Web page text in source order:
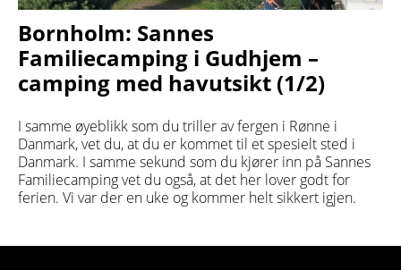
Bornholm: Sannes
Familiecamping i Gudhjem –
camping med havutsikt (1/2)
I samme øyeblikk som du triller av fergen i Rønne i
Danmark, vet du, at du er kommet til et spesielt sted i
Danmark. I samme sekund som du kjører inn på Sannes
Familiecamping vet du også, at det her lover godt for
ferien. Vi var der en uke og kommer helt sikkert igjen.